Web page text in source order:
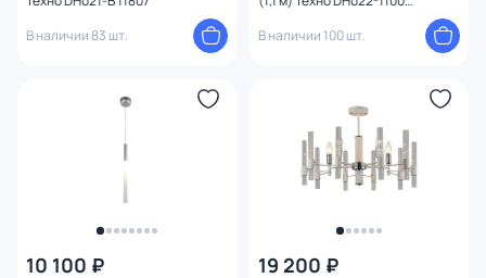
В наличии 83 шт.
В наличии 100 шт.
10 100 ₽ 19 200 ₽